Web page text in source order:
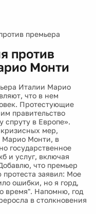
премьера
против
Монти
Италии Марио
что в нем
Протестующие
правительство
спруту в Европе».
мер,
Марио Монти, в
государственное
и услуг, включая
что премьер
заявил: Мое
ошибки, но я горд,
время". Напомню, год
в столкновения